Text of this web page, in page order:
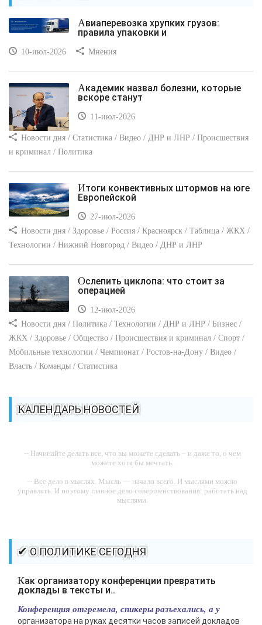
Авиаперевозка хрупких грузов:
правила упаковки и
10-июл-2026 Мнения
Академик назвал болезни, которые
вскоре станут
11-июл-2026
Новости дня / Статистика / Видео / ДНР и ЛНР / Происшествия
и криминал / Политика
Итоги конвективных штормов на юге
Европейской
27-июл-2026
Новости дня / Здоровье / Россия / Красноярск / Таблица / ЖКХ /
Технологии / Нижний Новгород / Видео / ДНР и ЛНР
Ослепить циклопа: что стоит за
операцией
12-июл-2026
Новости дня / Политика / Технологии / ДНР и ЛНР / Бизнес /
ЖКХ / Здоровье / Общество / Происшествия и криминал / Спорт /
Мобильные технологии / Чемпионат / Ростов-на-Дону / Видео /
Власть / Команды / Статистика
КАЛЕНДАРЬ НОВОСТЕЙ
-- Начинайте делать все, что вы можете сделать – и даже то, о чем
можете хотя бы мечтать.
-- Все дело в мыслях. Мысль — начало всего. И мыслями можно
управлять. И поэтому главное дело совершенствования: работать над
мыслями.
-- Самое большое богатство — это ум. Самая большая нищета —
глупость. Из всех страхов самый пугающий — самолюбование.
-- Лучшее, что можно сделать с хорошим советом, это пропустить его
мимо ушей. Он никогда не бывает полезен никому, кроме того, кто его
-- Люблю давать советы и очень не люблю, когда их дают мне.
✔ О ПОЛИТИКЕ СЕГОДНЯ
Как организатору конференции превратить
доклады в тексты и..
Конференция отгремела, спикеры разъехались, а у
организатора на руках десятки часов записей докладов